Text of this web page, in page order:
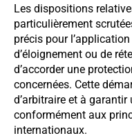
Les dispositions
particulièrement
précis pour
d’éloignement ou de
d’accorder une
concernées. Cette
d’arbitraire et à
conformément aux
internationaux.